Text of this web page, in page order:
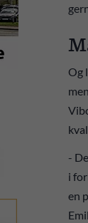
Og
-
i
en